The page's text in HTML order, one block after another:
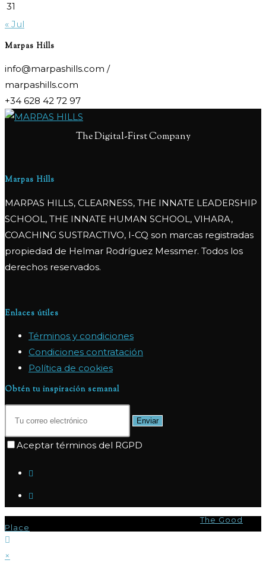
31
« Jul
Marpas Hills
info@marpashills.com /
marpashills.com
+34 628 42 72 97
The Digital-First Company
Marpas Hills
MARPAS HILLS, CLEARNESS, THE INNATE LEADERSHIP
SCHOOL, THE INNATE HUMAN SCHOOL, VIHARA,
COACHING SUSTRACTIVO, I-CQ son marcas registradas
propiedad de Helmar Rodríguez Messmer. Todos los
derechos reservados.
Enlaces útiles
Términos y condiciones
Condiciones contratación
Política de cookies
Obtén tu inspiración semanal
Enviar
Aceptar términos del RGPD
© Copyright 2026 - Marpas Hills Powered byThe Good
Place
×